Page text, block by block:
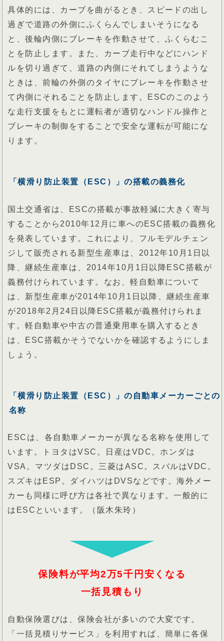
具体的には、カーブを曲がるとき、スピードの出し
過ぎで道路の外側にふくらんでしまいそうになる
と、後輪内側にブレーキを作動させて、ふくらむこ
とを防止します。また、カーブ走行中などにハンド
ルを切り過ぎて、道路の内側にそれてしまうような
ときは、前輪の外側のタイヤにブレーキを作動させ
て内側にそれることを防止します。ESCのこのよう
な走行支援をもとに運転者が適切なハンドル操作と
ブレーキの制御をすることで安全な運転が可能にな
ります。
「横滑り防止装置（ESC）」の搭載の義務化
国土交通省は、ESCの搭載が事故軽減に大きく寄与
することから2010年12月に車へのESC搭載の義務化
を発表しています。これにより、フルモデルチェン
ジして販売される新型生産車は、2012年10月1日以
降、継続生産車は、2014年10月1日以降ESC搭載が
義務付けられています。なお、軽自動車について
は、新型生産車が2014年10月1日以降、継続生産車
が2018年2月24日以降ESC搭載が義務付けられま
す。軽自動車や中古の普通乗用車を購入するとき
は、ESC搭載かそうでないかを確認するようにしま
しょう。
「横滑り防止装置（ESC）」の自動車メーカーごとの
名称
ESCは、各自動車メーカーが異なる名称を使用して
います。トヨタはVSC。日産はVDC。ホンダは
VSA。マツダはDSC。三菱はASC。スバルはVDC。
スズキはESP。ダイハツはDVSなどです。海外メー
カーも同様に呼び方は各社で異なります。一般的に
はESCといいます。（阪木朱玲）
保険料が平均2万5千円安くなる
一括見積もり
自動保険選びは、保険会社が多いので大変です。
「一括見積りサービス」を利用すれば、簡単に各保